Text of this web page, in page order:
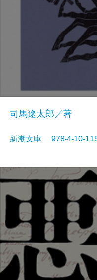
司馬遼太郎／著
新潮文庫 978-4-10-